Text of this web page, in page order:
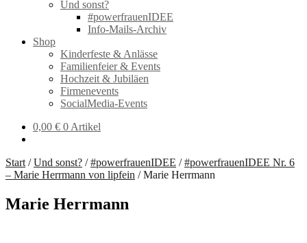
Und sonst?
#powerfrauenIDEE
Info-Mails-Archiv
Shop
Kinderfeste & Anlässe
Familienfeier & Events
Hochzeit & Jubiläen
Firmenevents
SocialMedia-Events
0,00 € 0 Artikel
Start /Und sonst? /#powerfrauenIDEE /#powerfrauenIDEE Nr. 6
– Marie Herrmann von lipfein /Marie Herrmann
Marie Herrmann